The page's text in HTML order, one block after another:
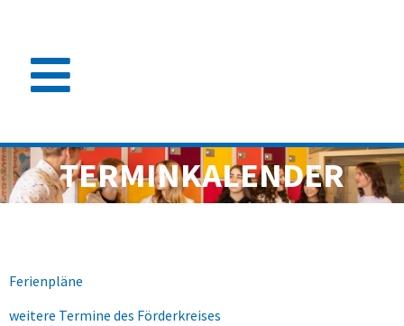
TERMINKALENDER
Ferienpläne
weitere Termine des Förderkreises